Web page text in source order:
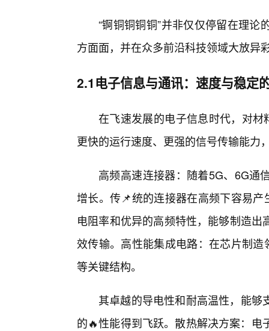
“锕铜铜铜铜”并非仅仅停留在理
方面面，并在众多前沿科技领域大放异
2.1电子信息与通讯：速度与稳定
在飞速发展的电子信息时代，对材
更快的运行速度、更强的信号传输能力
高频高速连接器：随着5G、6G通
增长。传📌统的连接器在高频下容易
电阻率和优异的高频特性，能够制造
效传输。高性能集成电路：在芯片制
等关键结构。
其卓越的导电性和耐高温性，能
的🔥性能得到飞跃。散热解决方案：